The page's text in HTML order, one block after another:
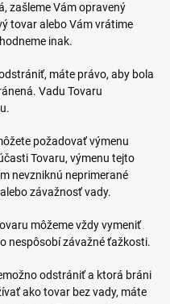
zašleme Vám opravený
tovar alebo Vám vrátime
inak.
máte právo, aby bola
Vadu Tovaru
požadovať výmenu
Tovaru, výmenu tejto
nevzniknú neprimerané
závažnosť vady.
môžeme vždy vymeniť
nespôsobí závažné ťažkosti.
odstrániť a ktorá bráni
ako tovar bez vady, máte